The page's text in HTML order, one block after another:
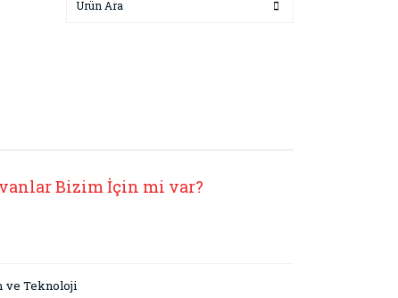
Bizim İçin mi var?
ve Teknoloji